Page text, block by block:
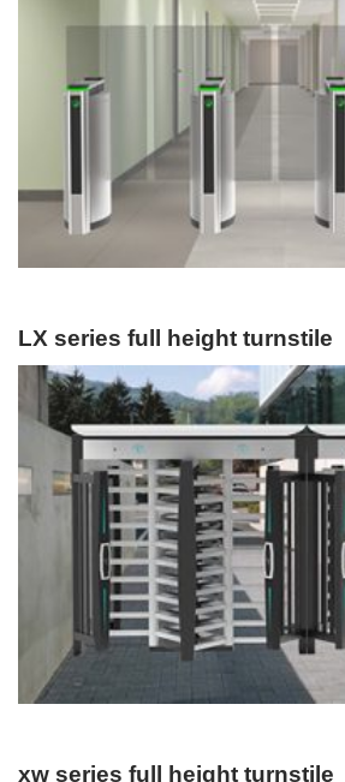
LX series full height turnstile
xw series full height turnstile